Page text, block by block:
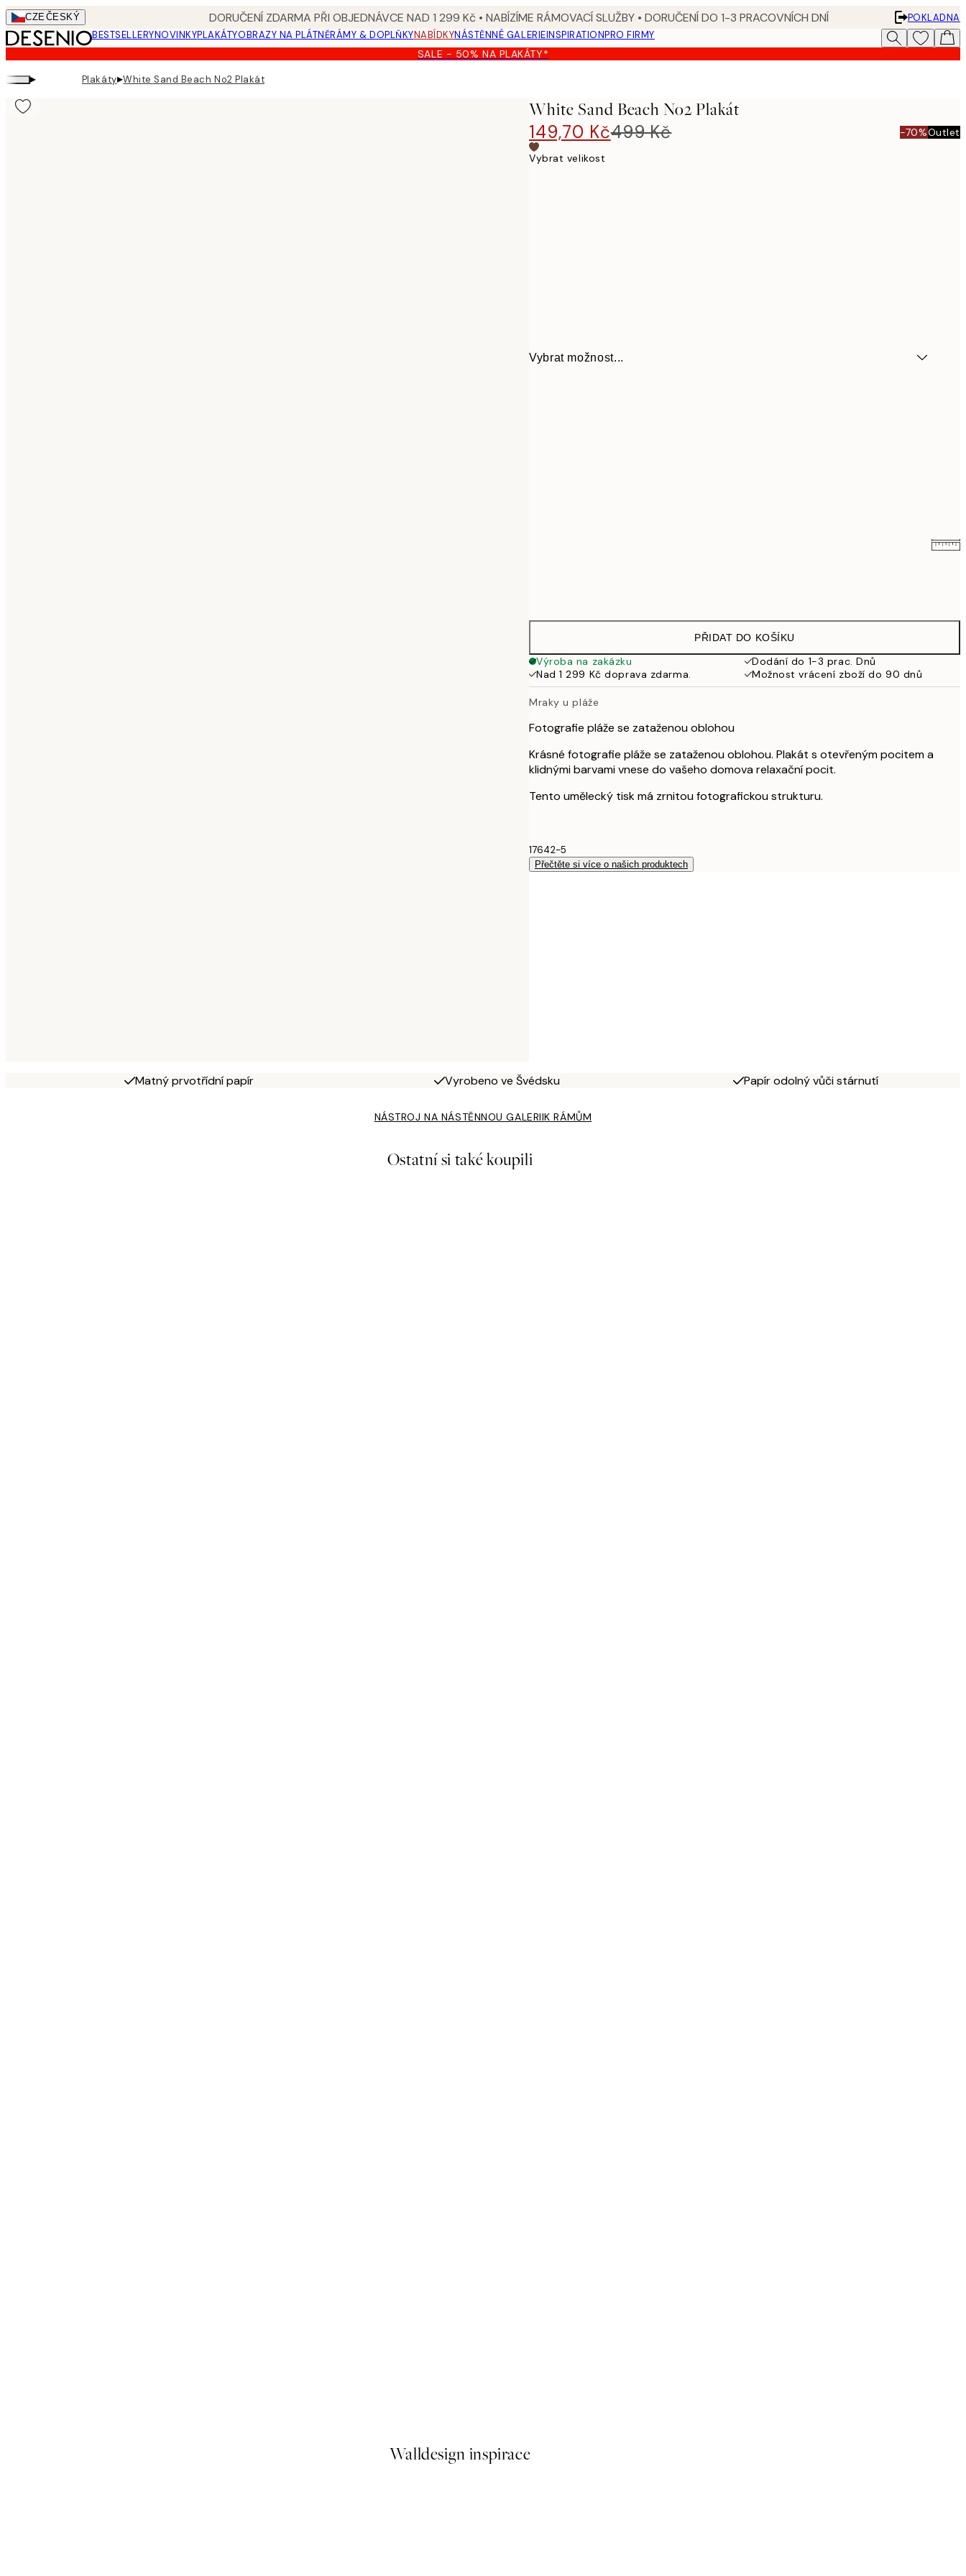
Skip
to
main
content.
CZEČESKÝ DORUČENÍ ZDARMA PŘI OBJEDNÁVCE NAD 1 299 Kč • NABÍZÍME RÁMOVACÍ SLUŽBY • DORUČENÍ DO 1-3 PRACOVNÍCH DNÍ
POKLADNA
BESTSELLERYNOVINKYPLAKÁTYOBRAZY NA PLÁTNĚRÁMY & DOPLŇKYNABÍDKYNÁSTĚNNÉ GALERIEINSPIRATIONPRO FIRMY
SALE - 50% NA PLAKÁTY*
▸ Plakáty▸White Sand Beach No2 Plakát
White Sand Beach No2 Plakát
149,70 Kč499 Kč -70%Outlet
Vybrat velikost
Vybrat možnost...
PŘIDAT DO KOŠÍKU
Výroba na zakázku
Dodání do 1-3 prac. Dnů
Nad 1 299 Kč doprava zdarma.
Možnost vrácení zboží do 90 dnů
Mraky u pláže
Fotografie pláže se zataženou oblohou
Krásné fotografie pláže se zataženou oblohou. Plakát s otevřeným pocitem a
klidnými barvami vnese do vašeho domova relaxační pocit.
Tento umělecký tisk má zrnitou fotografickou strukturu.
17642-5
Přečtěte si více o našich produktech
Matný prvotřídní papír Vyrobeno ve Švédsku Papír odolný vůči stárnutí
NÁSTROJ NA NÁSTĚNNOU GALERIIK RÁMŮM
Ostatní si také koupili
Walldesign inspirace